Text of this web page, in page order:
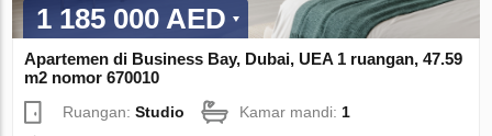
1 185 000 AED
Apartemen di Business Bay, Dubai, UEA 1 ruangan, 47.59
m2 nomor 670010
Ruangan:Studio Kamar mandi: 1